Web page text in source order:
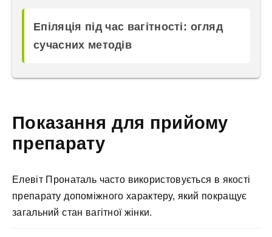
Епіляція під час вагітності: огляд
сучасних методів
Показання для прийому
препарату
Елевіт Пронаталь часто використовується в якості
препарату допоміжного характеру, який покращує
загальний стан вагітної жінки.